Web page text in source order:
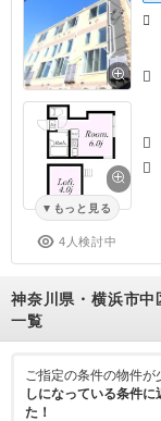
もっと見る
4人検討中
神奈川県・横浜市
一覧
ご指定の条件の物件が
しになっている条件
た！